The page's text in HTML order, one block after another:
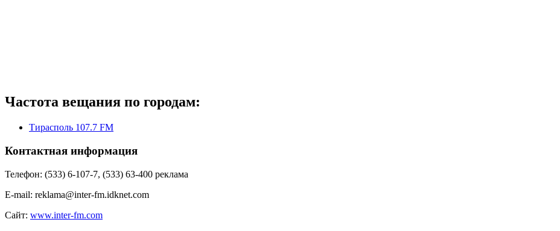
Частота вещания по городам:
Тирасполь 107.7 FM
Контактная информация
Телефон: (533) 6-107-7, (533) 63-400 реклама
E-mail: reklama@inter-fm.idknet.com
Сайт: www.inter-fm.com